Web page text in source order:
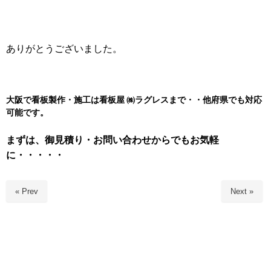
ありがとうございました。
大阪で看板製作・施工は看板屋 ㈱ラグレスまで・・他府県でも対応
可能です。
まずは、御見積り・お問い合わせからでもお気軽
に・・・・・
« Prev Next »